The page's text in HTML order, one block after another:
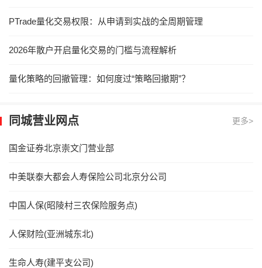
PTrade量化交易权限：从申请到实战的全周期管理
2026年散户开启量化交易的门槛与流程解析
量化策略的回撤管理：如何度过“策略回撤期”？
同城营业网点 更多>
国金证券北京崇文门营业部
中美联泰大都会人寿保险公司北京分公司
中国人保(昭陵村三农保险服务点)
人保财险(亚洲城东北)
生命人寿(建平支公司)